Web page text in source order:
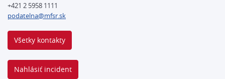
+421 2 5958 1111
podatelna@mfsr.sk
Všetky kontakty
Nahlásiť incident